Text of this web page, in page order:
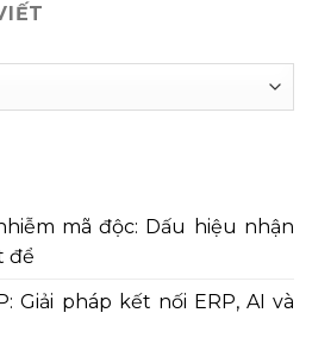
mã độc: Dấu hiệu nhận
để
Giải pháp kết nối ERP, AI và